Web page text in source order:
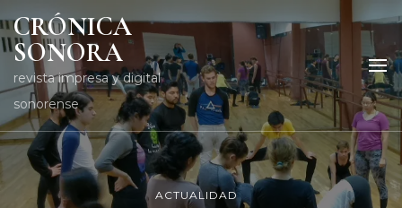
CRÓNICA
SONORA
revista impresa y digital
sonorense
ACTUALIDAD